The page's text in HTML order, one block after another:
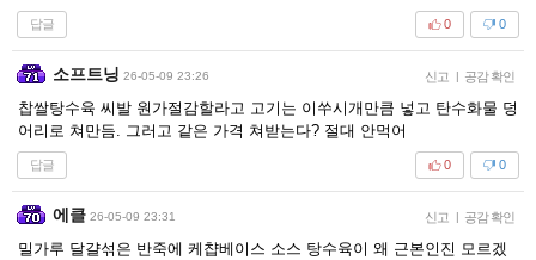
답글 0
0
소프트닝 26-05-09 23:26 신고 | 공감 확인
찹쌀탕수육 씨발 원가절감할라고 고기는 이쑤시개만큼 넣고 탄수화물 덩
어리로 쳐만듬. 그러고 같은 가격 쳐받는다? 절대 안먹어
답글 0
0
에클 26-05-09 23:31 신고 | 공감 확인
밀가루 달걀섞은 반죽에 케챱베이스 소스 탕수육이 왜 근본인진 모르겠